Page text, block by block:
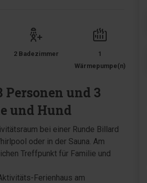
2 Badezimmer
1
Wärmepumpe(n)
und 3
und Hund
bei einer Runde Billard
oder in der Sauna. Am
Treffpunkt für Familie und
Ferienhaus am